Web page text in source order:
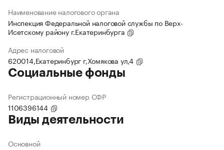
Наименование налогового органа
Инспекция Федеральной налоговой службы по Верх-
Исетскому району г.Екатеринбурга
Адрес налоговой
620014,Екатеринбург г,Хомякова ул,4
Социальные фонды
Регистрационный номер СФР
1106396144
Виды деятельности
Основной